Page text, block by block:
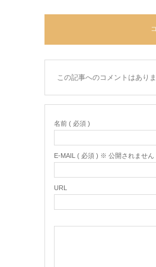
この記事へのコメントはありま
名前 ( 必須 )
E-MAIL ( 必須 ) ※ 公開されません
URL